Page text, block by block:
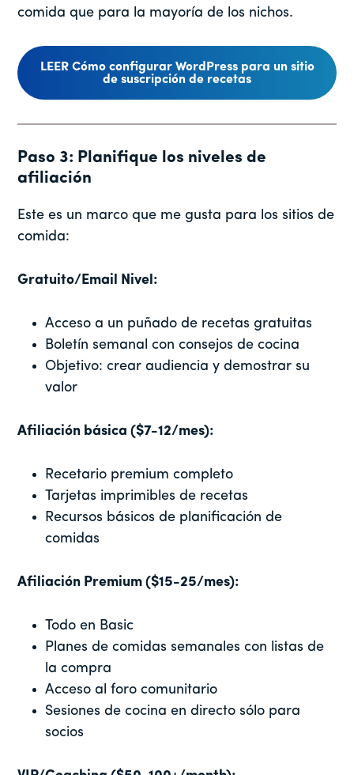
comida que para la mayoría de los nichos.
LEER Cómo configurar WordPress para un sitio
de suscripción de recetas
Paso 3: Planifique los niveles de
afiliación
Este es un marco que me gusta para los sitios de
comida:
Gratuito/Email Nivel:
Acceso a un puñado de recetas gratuitas
Boletín semanal con consejos de cocina
Objetivo: crear audiencia y demostrar su
valor
Afiliación básica ($7-12/mes):
Recetario premium completo
Tarjetas imprimibles de recetas
Recursos básicos de planificación de
comidas
Afiliación Premium ($15-25/mes):
Todo en Basic
Planes de comidas semanales con listas de
la compra
Acceso al foro comunitario
Sesiones de cocina en directo sólo para
socios